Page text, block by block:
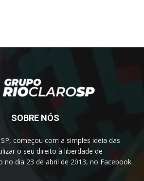
SOBRE NÓS
começou com a simples ideia das
o seu direito à liberdade de
no dia 23 de abril de 2013, no Facebook.